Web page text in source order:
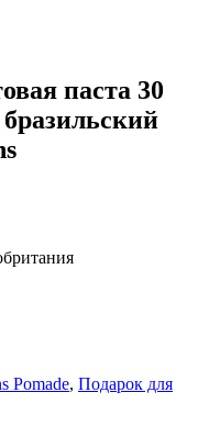
паста 30
Pomade, Подарок для